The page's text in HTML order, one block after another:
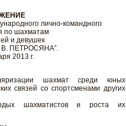
лично-командного
по шахматам
и девушек
ПЕТРОСЯНА”.
2013 г.
шахмат среди юных
связей со спортсменами других
шахматистов и роста их